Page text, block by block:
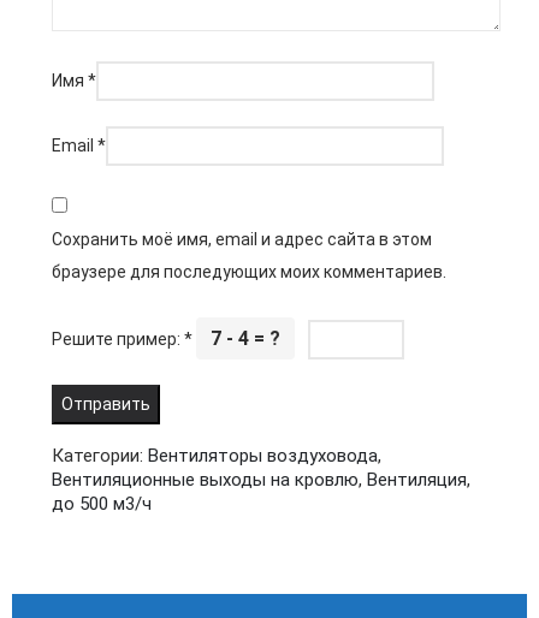
Имя *
Email *
Сохранить моё имя, email и адрес сайта в этом
браузере для последующих моих комментариев.
Решите пример: * 7 - 4 = ?
Категории: Вентиляторы воздуховода,
Вентиляционные выходы на кровлю, Вентиляция,
до 500 м3/ч